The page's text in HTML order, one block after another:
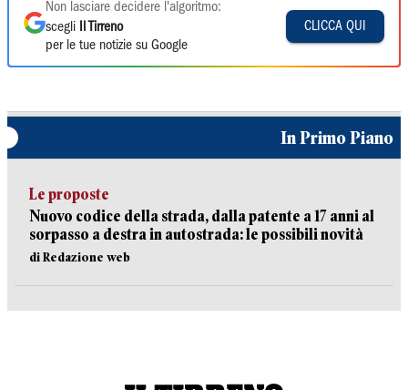
Non lasciare decidere l'algoritmo:
scegli
Il Tirreno
per le tue notizie su Google
CLICCA QUI
In Primo Piano
Le proposte
Nuovo codice della strada, dalla patente a 17 anni al
sorpasso a destra in autostrada: le possibili novità
di Redazione web